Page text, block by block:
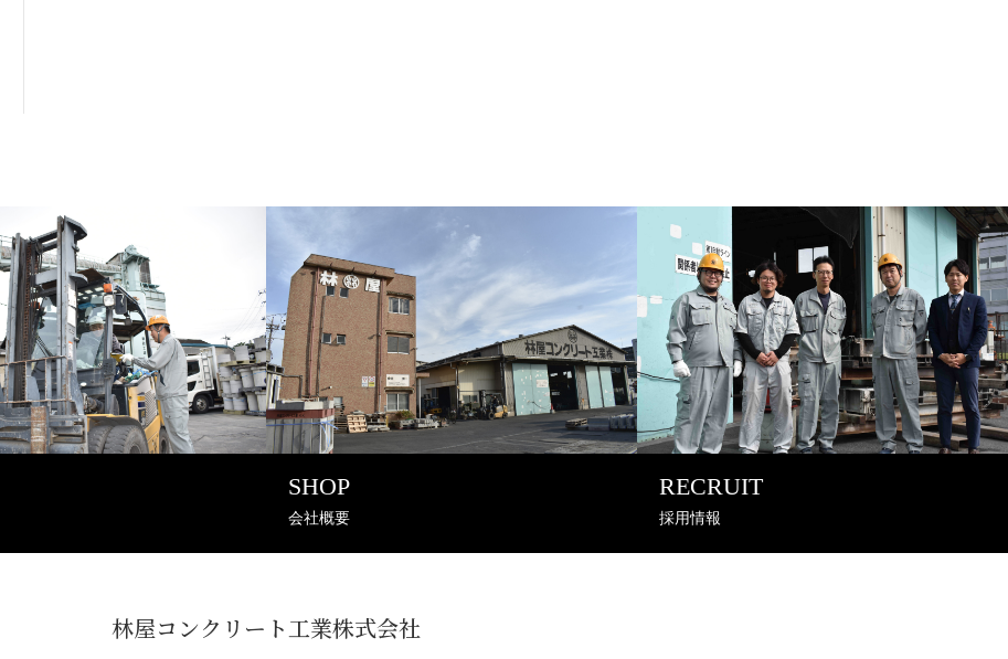
SHOP
会社概要
RECRUIT
採用情報
林屋コンクリート工業株式会社